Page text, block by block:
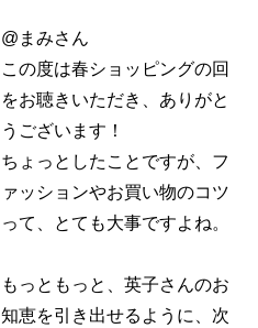
@まみさん
この度は春ショッピングの回
をお聴きいただき、ありがと
うございます！
ちょっとしたことですが、フ
ァッションやお買い物のコツ
って、とても大事ですよね。
もっともっと、英子さんのお
知恵を引き出せるように、次